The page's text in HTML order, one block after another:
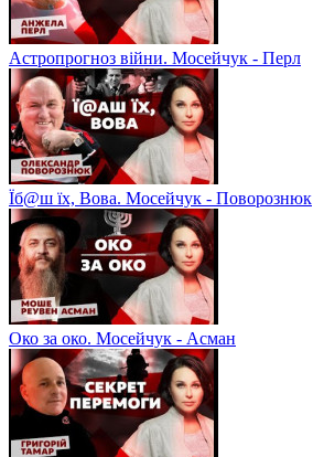
Астропрогноз війни. Мосейчук - Перл
Їб@ш їх, Вова. Мосейчук - Поворознюк
Око за око. Мосейчук - Асман